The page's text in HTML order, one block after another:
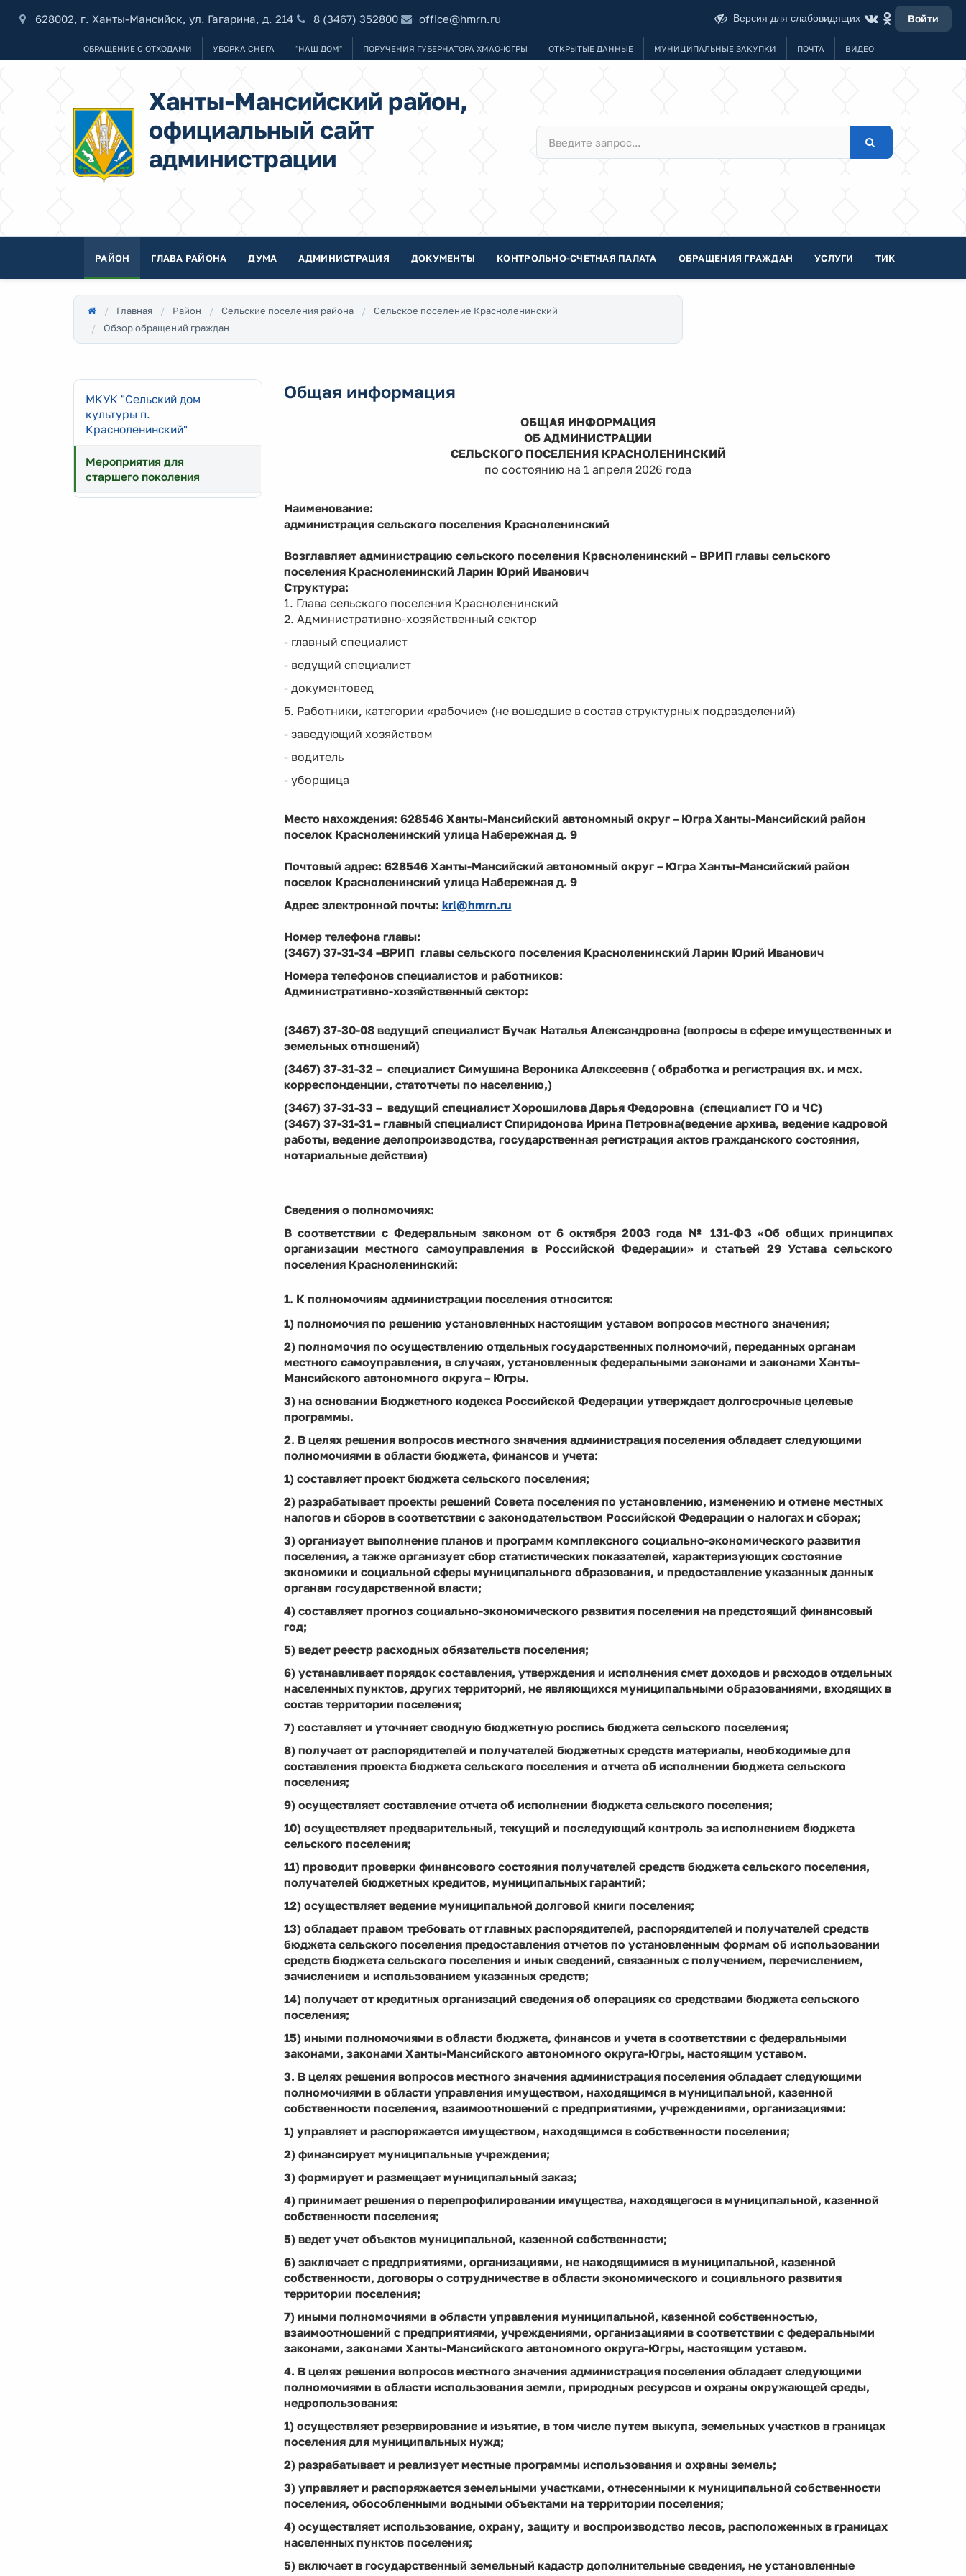
628002, г. Ханты-Мансийск, ул. Гагарина, д. 214 8 (3467) 352800 office@hmrn.ru Версия для слабовидящих Войти
ОБРАЩЕНИЕ С ОТХОДАМИ УБОРКА СНЕГА "НАШ ДОМ" ПОРУЧЕНИЯ ГУБЕРНАТОРА ХМАО-ЮГРЫ ОТКРЫТЫЕ ДАННЫЕ МУНИЦИПАЛЬНЫЕ ЗАКУПКИ ПОЧТА ВИДЕО
Ханты-Мансийский район,
официальный сайт
администрации
РАЙОН ГЛАВА РАЙОНА ДУМА АДМИНИСТРАЦИЯ ДОКУМЕНТЫ КОНТРОЛЬНО-СЧЕТНАЯ ПАЛАТА ОБРАЩЕНИЯ ГРАЖДАН УСЛУГИ ТИК
Главная Район Сельские поселения района
Сельское поселение Красноленинский
Обзор обращений граждан
МКУК "Сельский дом
культуры п.
Красноленинский"
Мероприятия для
старшего поколения
Общая информация
ОБЩАЯ ИНФОРМАЦИЯ
ОБ АДМИНИСТРАЦИИ
СЕЛЬСКОГО ПОСЕЛЕНИЯ КРАСНОЛЕНИНСКИЙ
по состоянию на 1 апреля 2026 года
Наименование:
администрация сельского поселения Красноленинский
Возглавляет администрацию сельского поселения Красноленинский – ВРИП главы сельского
поселения Красноленинский Ларин Юрий Иванович
Структура:
1. Глава сельского поселения Красноленинский
2. Административно-хозяйственный сектор
- главный специалист
- ведущий специалист
- документовед
5. Работники, категории «рабочие» (не вошедшие в состав структурных подразделений)
- заведующий хозяйством
- водитель
- уборщица
Место нахождения: 628546 Ханты-Мансийский автономный округ – Югра Ханты-Мансийский район
поселок Красноленинский улица Набережная д. 9
Почтовый адрес: 628546 Ханты-Мансийский автономный округ – Югра Ханты-Мансийский район
поселок Красноленинский улица Набережная д. 9
Адрес электронной почты: krl@hmrn.ru
Номер телефона главы:
(3467) 37-31-34 –ВРИП главы сельского поселения Красноленинский Ларин Юрий Иванович
Номера телефонов специалистов и работников:
Административно-хозяйственный сектор:
(3467) 37-30-08 ведущий специалист Бучак Наталья Александровна (вопросы в сфере имущественных и
земельных отношений)
(3467) 37-31-32 – специалист Симушина Вероника Алексеевнв ( обработка и регистрация вх. и мсх.
корреспонденции, статотчеты по населению,)
(3467) 37-31-33 – ведущий специалист Хорошилова Дарья Федоровна (специалист ГО и ЧС)
(3467) 37-31-31 – главный специалист Спиридонова Ирина Петровна(ведение архива, ведение кадровой
работы, ведение делопроизводства, государственная регистрация актов гражданского состояния,
нотариальные действия)
Сведения о полномочиях:
В соответствии с Федеральным законом от 6 октября 2003 года № 131-ФЗ «Об общих принципах
организации местного самоуправления в Российской Федерации» и статьей 29 Устава сельского
поселения Красноленинский:
1. К полномочиям администрации поселения относится:
1) полномочия по решению установленных настоящим уставом вопросов местного значения;
2) полномочия по осуществлению отдельных государственных полномочий, переданных органам
местного самоуправления, в случаях, установленных федеральными законами и законами Ханты-
Мансийского автономного округа – Югры.
3) на основании Бюджетного кодекса Российской Федерации утверждает долгосрочные целевые
программы.
2. В целях решения вопросов местного значения администрация поселения обладает следующими
полномочиями в области бюджета, финансов и учета:
1) составляет проект бюджета сельского поселения;
2) разрабатывает проекты решений Совета поселения по установлению, изменению и отмене местных
налогов и сборов в соответствии с законодательством Российской Федерации о налогах и сборах;
3) организует выполнение планов и программ комплексного социально-экономического развития
поселения, а также организует сбор статистических показателей, характеризующих состояние
экономики и социальной сферы муниципального образования, и предоставление указанных данных
органам государственной власти;
4) составляет прогноз социально-экономического развития поселения на предстоящий финансовый
год;
5) ведет реестр расходных обязательств поселения;
6) устанавливает порядок составления, утверждения и исполнения смет доходов и расходов отдельных
населенных пунктов, других территорий, не являющихся муниципальными образованиями, входящих в
состав территории поселения;
7) составляет и уточняет сводную бюджетную роспись бюджета сельского поселения;
8) получает от распорядителей и получателей бюджетных средств материалы, необходимые для
составления проекта бюджета сельского поселения и отчета об исполнении бюджета сельского
поселения;
9) осуществляет составление отчета об исполнении бюджета сельского поселения;
10) осуществляет предварительный, текущий и последующий контроль за исполнением бюджета
сельского поселения;
11) проводит проверки финансового состояния получателей средств бюджета сельского поселения,
получателей бюджетных кредитов, муниципальных гарантий;
12) осуществляет ведение муниципальной долговой книги поселения;
13) обладает правом требовать от главных распорядителей, распорядителей и получателей средств
бюджета сельского поселения предоставления отчетов по установленным формам об использовании
средств бюджета сельского поселения и иных сведений, связанных с получением, перечислением,
зачислением и использованием указанных средств;
14) получает от кредитных организаций сведения об операциях со средствами бюджета сельского
поселения;
15) иными полномочиями в области бюджета, финансов и учета в соответствии с федеральными
законами, законами Ханты-Мансийского автономного округа-Югры, настоящим уставом.
3. В целях решения вопросов местного значения администрация поселения обладает следующими
полномочиями в области управления имуществом, находящимся в муниципальной, казенной
собственности поселения, взаимоотношений с предприятиями, учреждениями, организациями:
1) управляет и распоряжается имуществом, находящимся в собственности поселения;
2) финансирует муниципальные учреждения;
3) формирует и размещает муниципальный заказ;
4) принимает решения о перепрофилировании имущества, находящегося в муниципальной, казенной
собственности поселения;
5) ведет учет объектов муниципальной, казенной собственности;
6) заключает с предприятиями, организациями, не находящимися в муниципальной, казенной
собственности, договоры о сотрудничестве в области экономического и социального развития
территории поселения;
7) иными полномочиями в области управления муниципальной, казенной собственностью,
взаимоотношений с предприятиями, учреждениями, организациями в соответствии с федеральными
законами, законами Ханты-Мансийского автономного округа-Югры, настоящим уставом.
4. В целях решения вопросов местного значения администрация поселения обладает следующими
полномочиями в области использования земли, природных ресурсов и охраны окружающей среды,
недропользования:
1) осуществляет резервирование и изъятие, в том числе путем выкупа, земельных участков в границах
поселения для муниципальных нужд;
2) разрабатывает и реализует местные программы использования и охраны земель;
3) управляет и распоряжается земельными участками, отнесенными к муниципальной собственности
поселения, обособленными водными объектами на территории поселения;
4) осуществляет использование, охрану, защиту и воспроизводство лесов, расположенных в границах
населенных пунктов поселения;
5) включает в государственный земельный кадастр дополнительные сведения, не установленные